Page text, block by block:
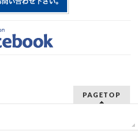
PAGETOP